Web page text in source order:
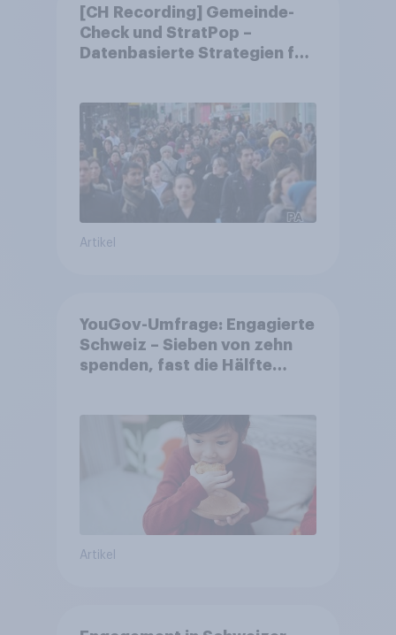
[CH Recording] Gemeinde-
Check und StratPop –
Datenbasierte Strategien für
Artikel
YouGov-Umfrage: Engagierte
Schweiz – Sieben von zehn
spenden, fast die Hälfte
Artikel